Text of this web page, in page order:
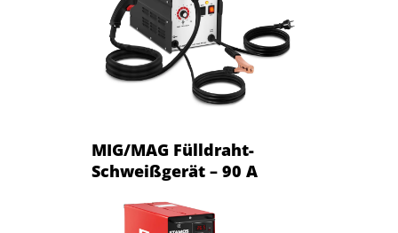
MIG/MAG Fülldraht-
Schweißgerät – 90 A